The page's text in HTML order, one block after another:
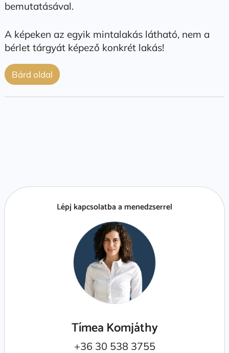
bemutatásával.
A képeken az egyik mintalakás látható, nem a
bérlet tárgyát képező konkrét lakás!
Bárd oldal
Lépj kapcsolatba a menedzserrel
Tímea Komjáthy
+36 30 538 3755